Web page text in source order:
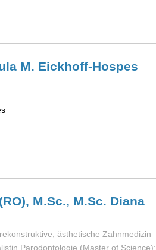
M. Eickhoff-Hospes
M.Sc., M.Sc. Diana
ästhetische Zahnmedizin
Parodontologie (Master of Science);